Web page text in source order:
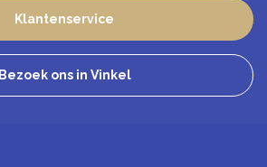
Klantenservice
Bezoek ons in Vinkel